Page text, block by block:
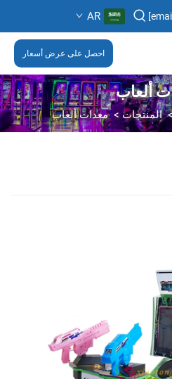
AR
احصل على عرض أسعار
ألعاب
المنتجات >معدات ألعاب